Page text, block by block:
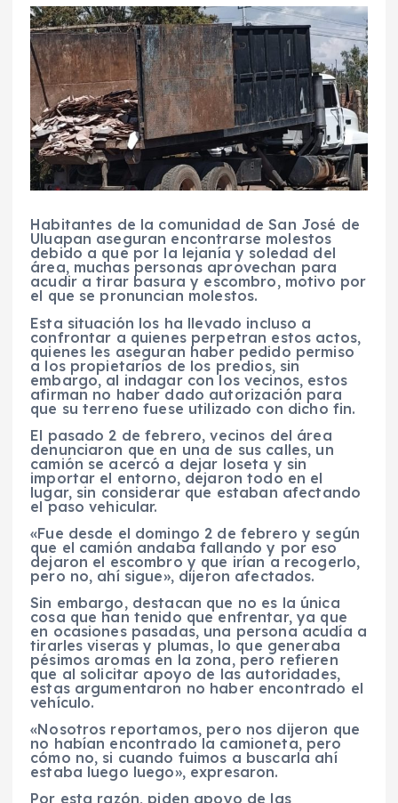
Habitantes de la comunidad de San José de
Uluapan aseguran encontrarse molestos
debido a que por la lejanía y soledad del
área, muchas personas aprovechan para
acudir a tirar basura y escombro, motivo por
el que se pronuncian molestos.
Esta situación los ha llevado incluso a
confrontar a quienes perpetran estos actos,
quienes les aseguran haber pedido permiso
a los propietarios de los predios, sin
embargo, al indagar con los vecinos, estos
afirman no haber dado autorización para
que su terreno fuese utilizado con dicho fin.
El pasado 2 de febrero, vecinos del área
denunciaron que en una de sus calles, un
camión se acercó a dejar loseta y sin
importar el entorno, dejaron todo en el
lugar, sin considerar que estaban afectando
el paso vehicular.
«Fue desde el domingo 2 de febrero y según
que el camión andaba fallando y por eso
dejaron el escombro y que irían a recogerlo,
pero no, ahí sigue», dijeron afectados.
Sin embargo, destacan que no es la única
cosa que han tenido que enfrentar, ya que
en ocasiones pasadas, una persona acudía a
tirarles viseras y plumas, lo que generaba
pésimos aromas en la zona, pero refieren
que al solicitar apoyo de las autoridades,
estas argumentaron no haber encontrado el
vehículo.
«Nosotros reportamos, pero nos dijeron que
no habían encontrado la camioneta, pero
cómo no, si cuando fuimos a buscarla ahí
estaba luego luego», expresaron.
Por esta razón, piden apoyo de las